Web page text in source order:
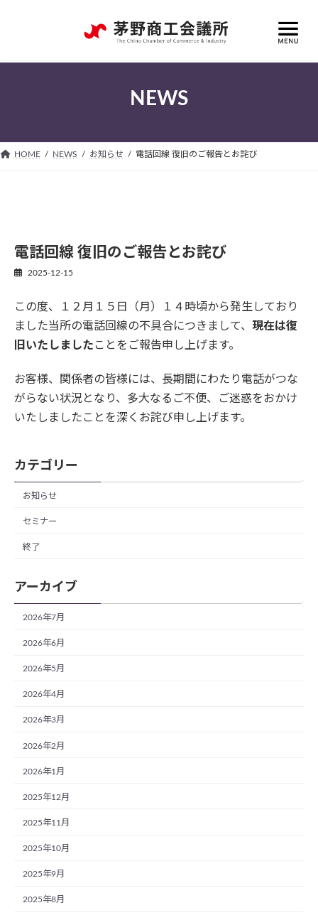
プ
動
NEWS
HOME NEWS お知らせ 電話回線 復旧のご報告とお詫び
電話回線 復旧のご報告とお詫び
2025-12-15
この度、１２月１５日（月）１４時頃から発生しており
ました当所の電話回線の不具合につきまして、 現在は復
旧いたしました ことをご報告申し上げます。
お客様、関係者の皆様には、長期間にわたり電話がつな
がらない状況となり、多大なるご不便、ご迷惑をおかけ
いたしましたことを深くお詫び申し上げます。
カテゴリー
お知らせ
セミナー
終了
アーカイブ
2026年7月
2026年6月
2026年5月
2026年4月
2026年3月
2026年2月
2026年1月
2025年12月
2025年11月
2025年10月
2025年9月
2025年8月